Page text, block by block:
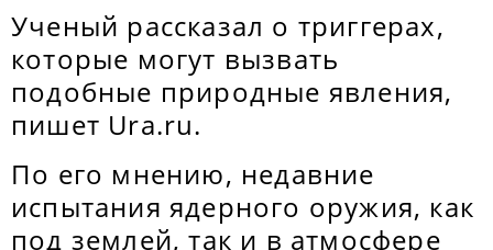
Ученый рассказал о триггерах,
которые могут вызвать
подобные природные явления,
пишет Ura.ru.
По его мнению, недавние
испытания ядерного оружия, как
под землей, так и в атмосфере